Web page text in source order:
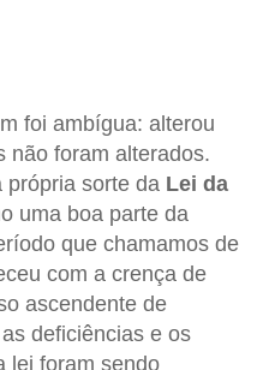
foi ambígua: alterou
não foram alterados.
própria sorte da Lei da
uma boa parte da
que chamamos de
com a crença de
ascendente de
deficiências e os
lei foram sendo